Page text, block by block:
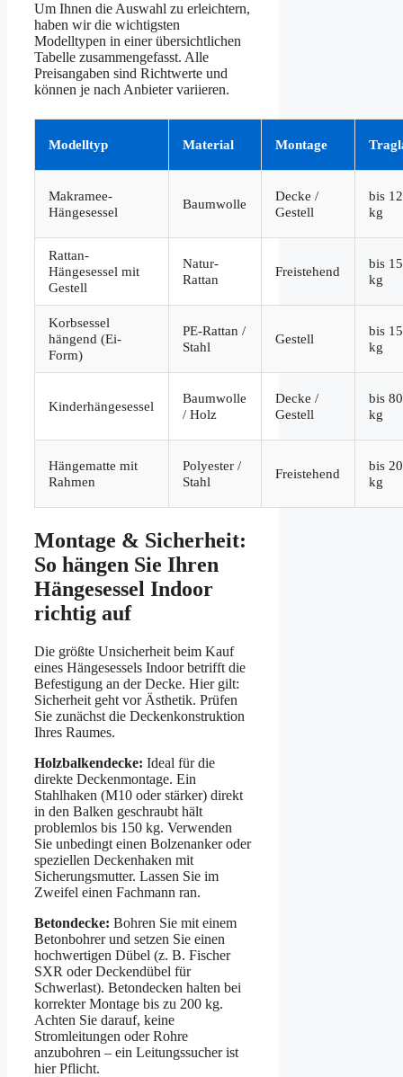
Um Ihnen die Auswahl zu erleichtern,
haben wir die wichtigsten
Modelltypen in einer übersichtlichen
Tabelle zusammengefasst. Alle
Preisangaben sind Richtwerte und
können je nach Anbieter variieren.
Modelltyp Material Montage
Makramee-
Hängesessel
Baumwolle
Decke /
Gestell
bis
kg
Rattan-
Hängesessel mit
Gestell
Natur-
Rattan
Freistehend
bis
kg
Korbsessel
hängend (Ei-
Form)
PE-Rattan /
Stahl
Gestell
bis
kg
Kinderhängesessel
Baumwolle
/ Holz
Decke /
Gestell
bis 80
kg
Hängematte mit
Rahmen
Polyester /
Stahl
Freistehend
bis
kg
Montage & Sicherheit:
So hängen Sie Ihren
Hängesessel Indoor
richtig auf
Die größte Unsicherheit beim Kauf
eines Hängesessels Indoor betrifft die
Befestigung an der Decke. Hier gilt:
Sicherheit geht vor Ästhetik. Prüfen
Sie zunächst die Deckenkonstruktion
Ihres Raumes.
Holzbalkendecke: Ideal für die
direkte Deckenmontage. Ein
Stahlhaken (M10 oder stärker) direkt
in den Balken geschraubt hält
problemlos bis 150 kg. Verwenden
Sie unbedingt einen Bolzenanker oder
speziellen Deckenhaken mit
Sicherungsmutter. Lassen Sie im
Zweifel einen Fachmann ran.
Betondecke: Bohren Sie mit einem
Betonbohrer und setzen Sie einen
hochwertigen Dübel (z. B. Fischer
SXR oder Deckendübel für
Schwerlast). Betondecken halten bei
korrekter Montage bis zu 200 kg.
Achten Sie darauf, keine
Stromleitungen oder Rohre
anzubohren – ein Leitungssucher ist
hier Pflicht.